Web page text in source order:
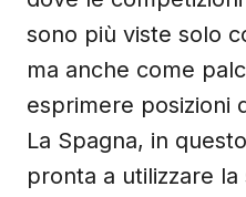
sono più viste solo
ma anche come
esprimere posizioni
La Spagna, in
pronta a utilizzare